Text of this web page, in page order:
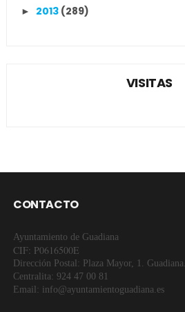
► 2013 (289)
VISITAS
CONTACTO
Ayuntamiento de Guadiana
CIF: P0616500E
Dirección Postal: Plaza Mayor, 1.
Centralita: 924 47 00 81
Email: info@ayuntamientoguadiana.es